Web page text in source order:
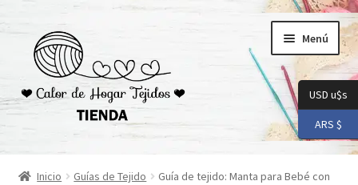
navegación
contenido
Menú
Inicio
Inicio Guías de Tejido
Guía de tejido: Manta para Bebé con
USD u$s
ARS $